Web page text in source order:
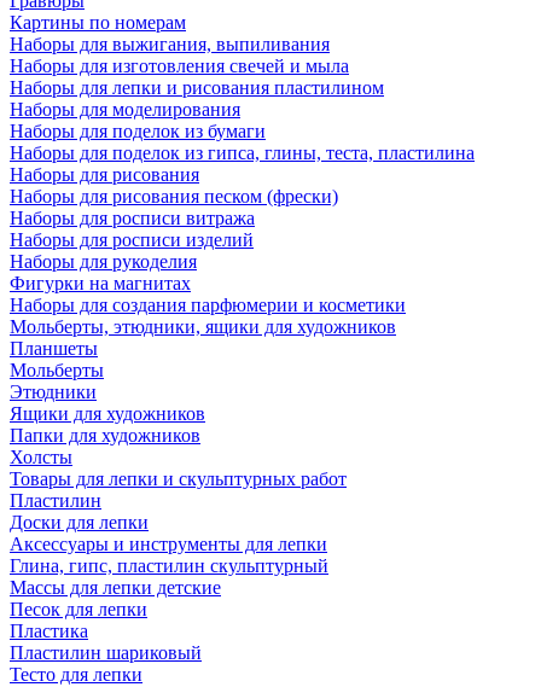
Картины по номерам
Наборы для выжигания, выпиливания
Наборы для изготовления свечей и мыла
Наборы для лепки и рисования пластилином
Наборы для моделирования
Наборы для поделок из бумаги
Наборы для поделок из гипса, глины, теста, пластилина
Наборы для рисования
Наборы для рисования песком (фрески)
Наборы для росписи витража
Наборы для росписи изделий
Наборы для рукоделия
Фигурки на магнитах
Наборы для создания парфюмерии и косметики
Мольберты, этюдники, ящики для художников
Планшеты
Мольберты
Этюдники
Ящики для художников
Папки для художников
Холсты
Товары для лепки и скульптурных работ
Пластилин
Доски для лепки
Аксессуары и инструменты для лепки
Глина, гипс, пластилин скульптурный
Массы для лепки детские
Песок для лепки
Пластика
Пластилин шариковый
Тесто для лепки